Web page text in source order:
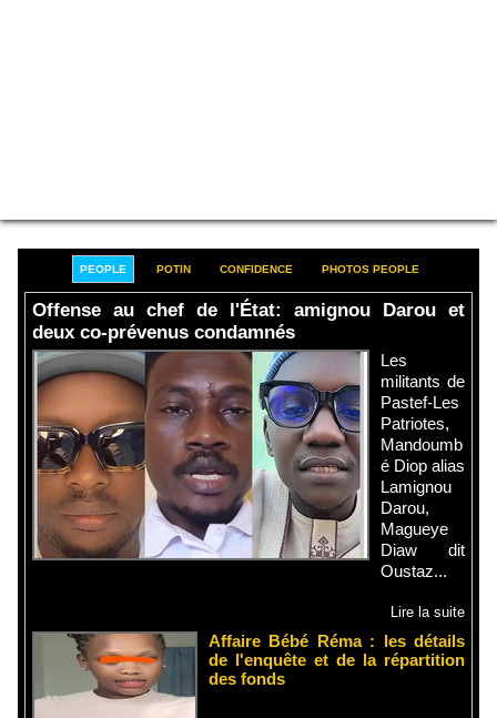
PEOPLE POTIN CONFIDENCE PHOTOS PEOPLE
Offense au chef de l'État: amignou Darou et
deux co-prévenus condamnés
Les
militants de
Pastef-Les
Patriotes,
Mandoumb
é Diop alias
Lamignou
Darou,
Magueye
Diaw dit
Oustaz...
Lire la suite
Affaire Bébé Réma : les détails
de l'enquête et de la répartition
des fonds